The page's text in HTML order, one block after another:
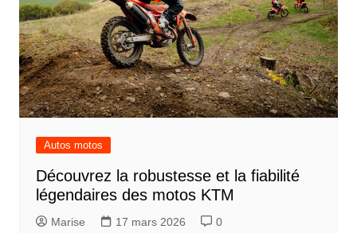
Autos motos
Découvrez la robustesse et la fiabilité
légendaires des motos KTM
Marise 17 mars 2026 0